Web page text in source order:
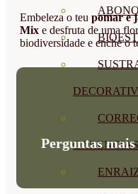
CARENCIAS
Embeleza o teu pomar e
Mix e desfruta de uma
biodiversidade e enche o
Perguntas